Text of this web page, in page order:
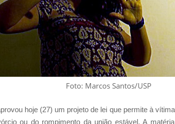
Foto: Marcos Santos/USP
hoje (27) um projeto de lei que permite à
ou do rompimento da união estável. A